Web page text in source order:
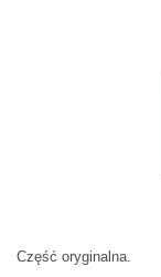
Część oryginalna.